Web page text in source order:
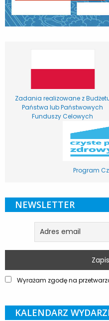
Zadania realizowane z
Państwa lub Państwowych
Funduszy Celowych
Program
NEWSLETTER
Wyrażam zgodę na
KALENDARZ